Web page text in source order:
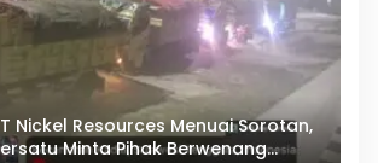
Nickel Resources Menuai Sorotan,
Minta Pihak Berwenang